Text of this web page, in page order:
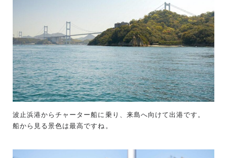
波止浜港からチャーター船に乗り、来島へ向けて出港です。
船から見る景色は最高ですね。